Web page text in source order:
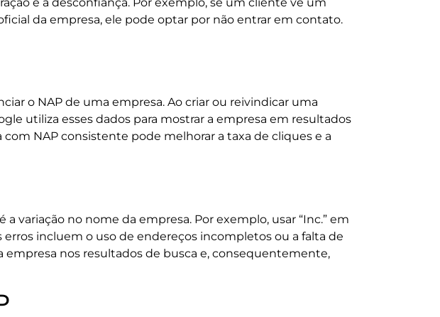
da empresa, ele pode optar por não entrar em contato.
o NAP de uma empresa. Ao criar ou reivindicar uma
utiliza esses dados para mostrar a empresa em resultados
NAP consistente pode melhorar a taxa de cliques e a
variação no nome da empresa. Por exemplo, usar “Inc.” em
incluem o uso de endereços incompletos ou a falta de
nos resultados de busca e, consequentemente,